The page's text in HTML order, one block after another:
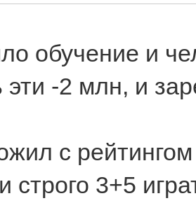
обучение и
эти -2 млн, и
с рейтингом
строго 3+5